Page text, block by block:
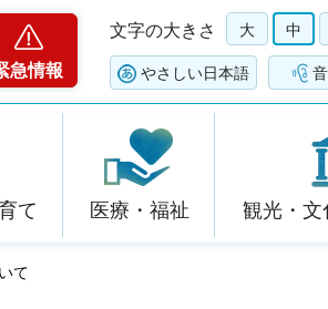
急情報
文字の大きさ 大 中
やさしい日本語
て 医療・福祉 観光・文
て